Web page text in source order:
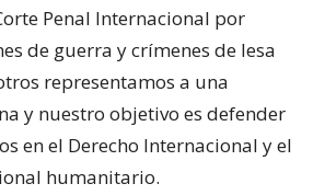
Penal Internacional por
de guerra y crímenes de lesa
representamos a una
y nuestro objetivo es defender
en el Derecho Internacional y el
humanitario.